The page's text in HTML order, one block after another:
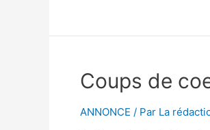
Coups de
ANNONCE / Par La